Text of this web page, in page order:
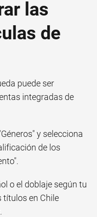
las
de
puede ser
integradas de
y selecciona
de los
o el doblaje según tu
títulos en Chile